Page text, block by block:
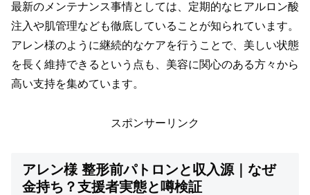
最新のメンテナンス事情としては、定期的なヒアルロン酸
注入や肌管理なども徹底していることが知られています。
アレン様のように継続的なケアを行うことで、美しい状態
を長く維持できるという点も、美容に関心のある方々から
高い支持を集めています。
スポンサーリンク
アレン様 整形前パトロンと収入源｜なぜ
金持ち？支援者実態と噂検証